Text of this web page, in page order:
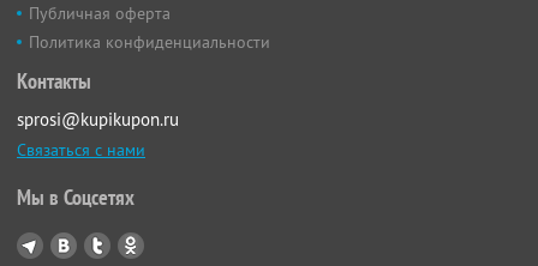
Публичная оферта
Политика конфиденциальности
Контакты
sprosi@kupikupon.ru
Связаться с нами
Мы в Соцсетях